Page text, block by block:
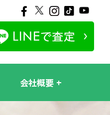
会社概要